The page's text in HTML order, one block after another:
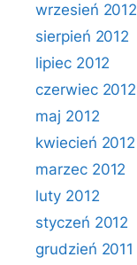
wrzesień 2012
sierpień 2012
lipiec 2012
czerwiec 2012
maj 2012
kwiecień 2012
marzec 2012
luty 2012
styczeń 2012
grudzień 2011